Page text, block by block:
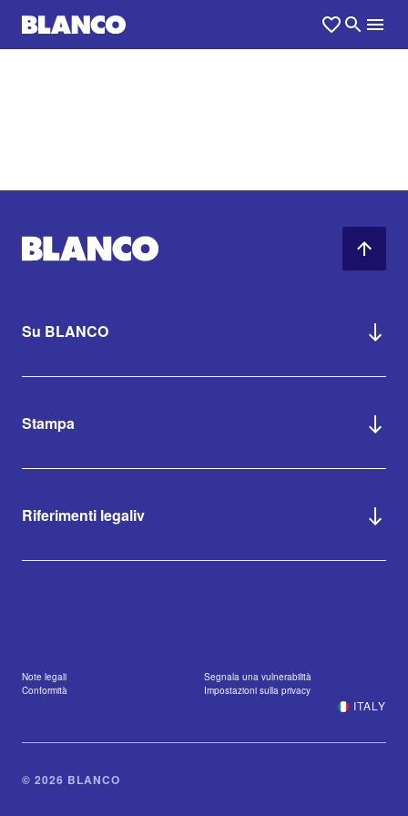
Su BLANCO
Stampa
Riferimenti legaliv
Note legali
Segnala una vulnerabilità
Conformità
Impostazioni sulla privacy
ITALY
© 2026 BLANCO